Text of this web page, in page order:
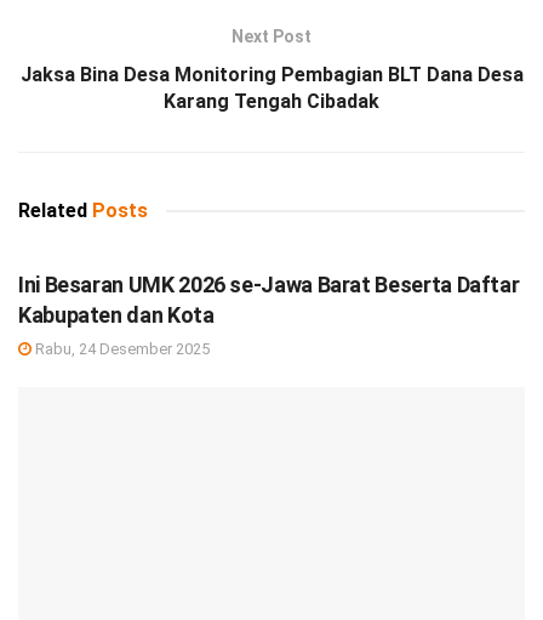
Next Post
Jaksa Bina Desa Monitoring Pembagian BLT Dana Desa
Karang Tengah Cibadak
Related Posts
Ini Besaran UMK 2026 se-Jawa Barat Beserta Daftar
Kabupaten dan Kota
Rabu, 24 Desember 2025